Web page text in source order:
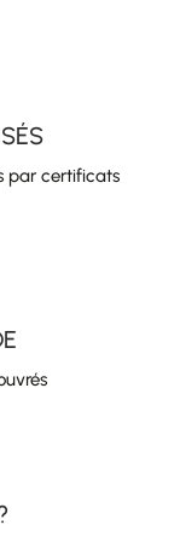
par certificats